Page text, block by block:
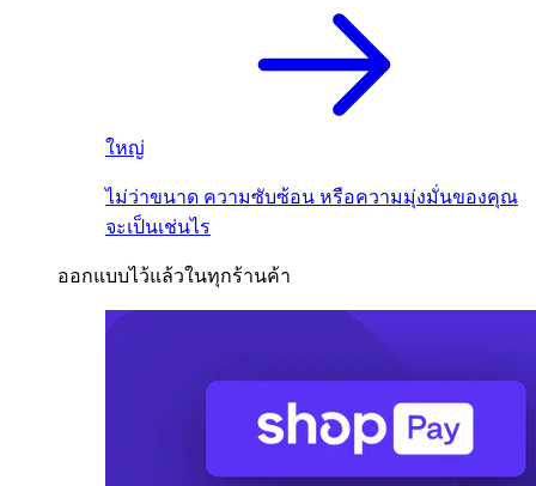
ใหญ่
ไม่ว่าขนาด ความซับซ้อน หรือความมุ่งมั่นของคุณ
จะเป็นเช่นไร
ออกแบบไว้แล้วในทุกร้านค้า